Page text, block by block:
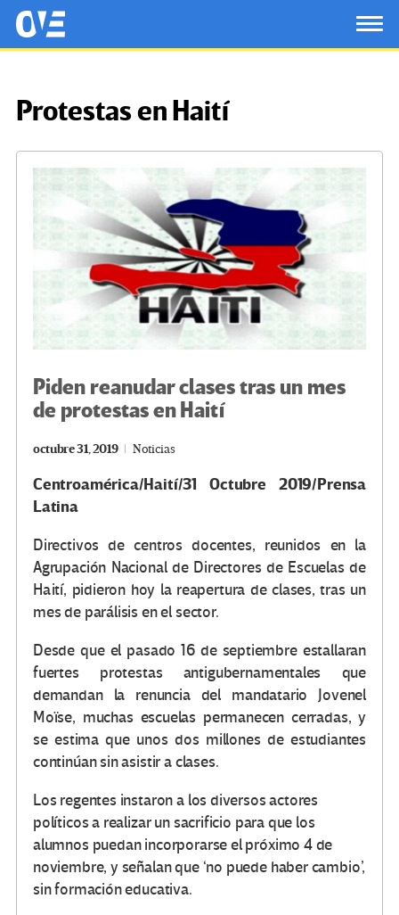
Saltar al contenido principal
OtrasVocesenEducacion.org
Protestas en Haití
Piden reanudar clases tras un mes
de protestas en Haití
octubre 31, 2019 Noticias
Centroamérica/Haití/31 Octubre 2019/Prensa
Latina
Directivos de centros docentes, reunidos en la
Agrupación Nacional de Directores de Escuelas de
Haití, pidieron hoy la reapertura de clases, tras un
mes de parálisis en el sector.
Desde que el pasado 16 de septiembre estallaran
fuertes protestas antigubernamentales que
demandan la renuncia del mandatario Jovenel
Moïse, muchas escuelas permanecen cerradas, y
se estima que unos dos millones de estudiantes
continúan sin asistir a clases.
Los regentes instaron a los diversos actores
políticos a realizar un sacrificio para que los
alumnos puedan incorporarse el próximo 4 de
noviembre, y señalan que ‘no puede haber cambio’,
sin formación educativa.